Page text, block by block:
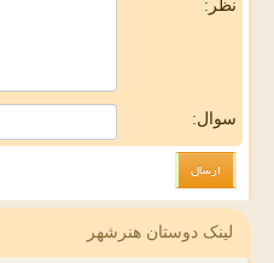
نظر:
سوال:
لینک دوستان هنرشهر